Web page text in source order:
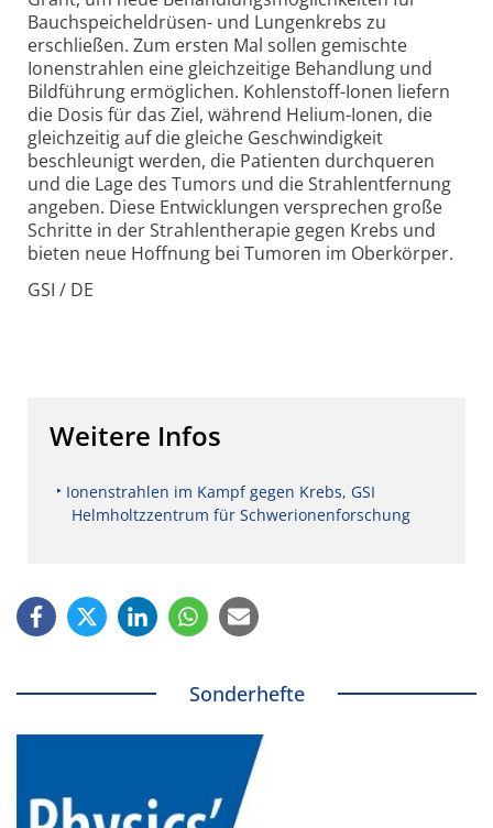
Bauchspeicheldrüsen- und Lungenkrebs zu
erschließen. Zum ersten Mal sollen gemischte
Ionenstrahlen eine gleichzeitige Behandlung und
Bildführung ermöglichen. Kohlenstoff-Ionen liefern
die Dosis für das Ziel, während Helium-Ionen, die
gleichzeitig auf die gleiche Geschwindigkeit
beschleunigt werden, die Patienten durchqueren
und die Lage des Tumors und die Strahlentfernung
angeben. Diese Entwicklungen versprechen große
Schritte in der Strahlentherapie gegen Krebs und
bieten neue Hoffnung bei Tumoren im Oberkörper.
GSI / DE
Weitere Infos
Ionenstrahlen im Kampf gegen Krebs, GSI
Helmholtzzentrum für Schwerionenforschung
Sonderhefte